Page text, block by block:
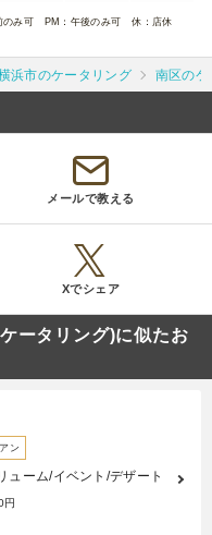
のみ可 PM ：午後のみ可 休 ：店休
浜市のケータリング 南区の
メールで教える
Xでシェア
ータリング)に似たお
ン
ューム/イベント/デザート
円